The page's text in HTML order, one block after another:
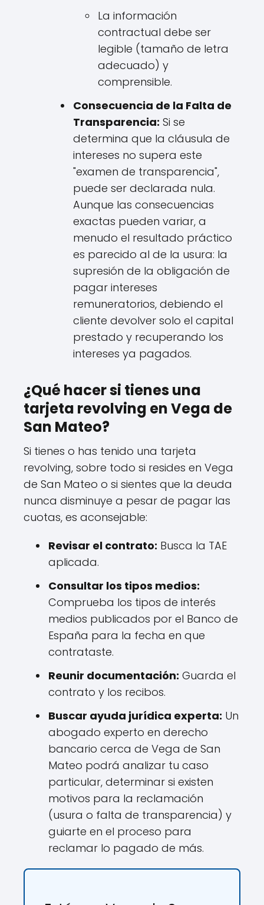
La información
contractual debe ser
legible (tamaño de letra
adecuado) y
comprensible.
Consecuencia de la Falta de
Transparencia: Si se
determina que la cláusula de
intereses no supera este
"examen de transparencia",
puede ser declarada nula.
Aunque las consecuencias
exactas pueden variar, a
menudo el resultado práctico
es parecido al de la usura: la
supresión de la obligación de
pagar intereses
remuneratorios, debiendo el
cliente devolver solo el capital
prestado y recuperando los
intereses ya pagados.
¿Qué hacer si tienes una
tarjeta revolving en Vega de
San Mateo?
Si tienes o has tenido una tarjeta
revolving, sobre todo si resides en Vega
de San Mateo o si sientes que la deuda
nunca disminuye a pesar de pagar las
cuotas, es aconsejable:
Revisar el contrato: Busca la TAE
aplicada.
Consultar los tipos medios:
Comprueba los tipos de interés
medios publicados por el Banco de
España para la fecha en que
contrataste.
Reunir documentación: Guarda el
contrato y los recibos.
Buscar ayuda jurídica experta: Un
abogado experto en derecho
bancario cerca de Vega de San
Mateo podrá analizar tu caso
particular, determinar si existen
motivos para la reclamación
(usura o falta de transparencia) y
guiarte en el proceso para
reclamar lo pagado de más.